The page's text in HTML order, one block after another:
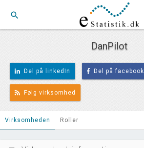
search
DanPilot
Del på linkedIn Del på facebook
Følg virksomhed
Virksomheden Roller